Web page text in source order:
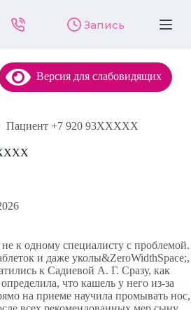
Запись
Версия для слабовидящих
Пациент +7 920 93XXXXX
к одному специалисту с проблемой.
и даже уколы&ZeroWidthSpace;,
к Садиевой А. Г. Сразу, как
что кашель у него из-за
на приеме научила промывать нос,